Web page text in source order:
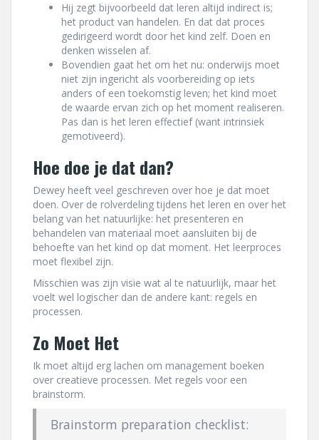
Hij zegt bijvoorbeeld dat leren altijd indirect is;
het product van handelen. En dat dat proces
gedirigeerd wordt door het kind zelf. Doen en
denken wisselen af.
Bovendien gaat het om het nu: onderwijs moet
niet zijn ingericht als voorbereiding op iets
anders of een toekomstig leven; het kind moet
de waarde ervan zich op het moment realiseren.
Pas dan is het leren effectief (want intrinsiek
gemotiveerd).
Hoe doe je dat dan?
Dewey heeft veel geschreven over hoe je dat moet
doen. Over de rolverdeling tijdens het leren en over het
belang van het natuurlijke: het presenteren en
behandelen van materiaal moet aansluiten bij de
behoefte van het kind op dat moment. Het leerproces
moet flexibel zijn.
Misschien was zijn visie wat al te natuurlijk, maar het
voelt wel logischer dan de andere kant: regels en
processen.
Zo Moet Het
Ik moet altijd erg lachen om management boeken
over creatieve processen. Met regels voor een
brainstorm.
Brainstorm preparation checklist: